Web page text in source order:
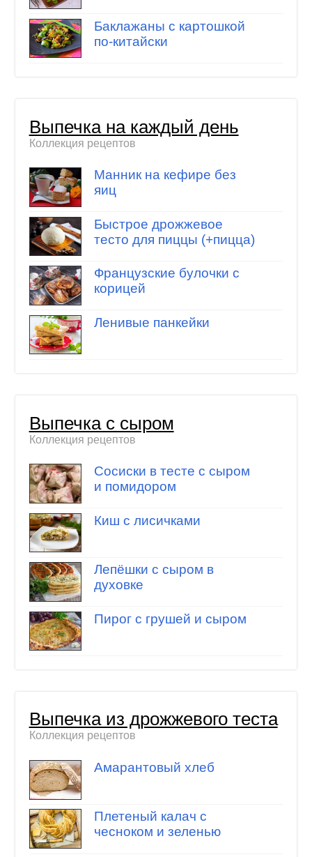
Баклажаны с картошкой
по-китайски
Выпечка на каждый день
Коллекция рецептов
Манник на кефире без
яиц
Быстрое дрожжевое
тесто для пиццы (+пицца)
Французские булочки с
корицей
Ленивые панкейки
Выпечка с сыром
Коллекция рецептов
Сосиски в тесте с сыром
и помидором
Киш с лисичками
Лепёшки с сыром в
духовке
Пирог с грушей и сыром
Выпечка из дрожжевого теста
Коллекция рецептов
Амарантовый хлеб
Плетеный калач с
чесноком и зеленью